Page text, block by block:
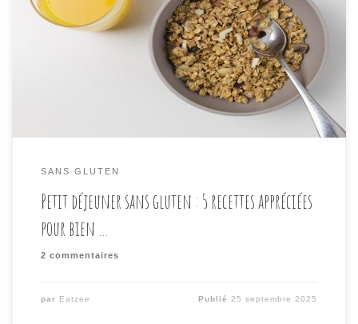
notre journée. Pourtant, lorsqu’on doit composer avec
une alimentation sans gluten et sans lactose, ce
moment de plaisir peut vite sembler limité ou
répétitif. Les traditionnelles tartines de pain beurré,
les croissants ou les bols de céréales au […]
SANS GLUTEN
Petit déjeuner sans gluten : 5 recettes appréciées
pour bien …
2 commentaires
par Eatzee Publié25 septembre 2025